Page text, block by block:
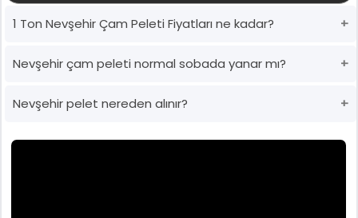
1 Ton Nevşehir Çam Peleti Fiyatları ne kadar?
Nevşehir çam peleti normal sobada yanar mı?
Nevşehir pelet nereden alınır?